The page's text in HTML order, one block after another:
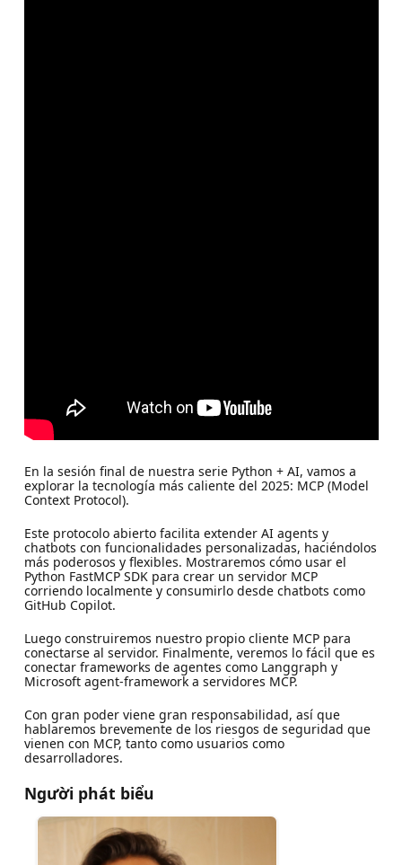
En la sesión final de nuestra serie Python + AI, vamos a
explorar la tecnología más caliente del 2025: MCP (Model
Context Protocol).
Este protocolo abierto facilita extender AI agents y
chatbots con funcionalidades personalizadas, haciéndolos
más poderosos y flexibles. Mostraremos cómo usar el
Python FastMCP SDK para crear un servidor MCP
corriendo localmente y consumirlo desde chatbots como
GitHub Copilot.
Luego construiremos nuestro propio cliente MCP para
conectarse al servidor. Finalmente, veremos lo fácil que es
conectar frameworks de agentes como Langgraph y
Microsoft agent-framework a servidores MCP.
Con gran poder viene gran responsabilidad, así que
hablaremos brevemente de los riesgos de seguridad que
vienen con MCP, tanto como usuarios como
desarrolladores.
Người phát biểu